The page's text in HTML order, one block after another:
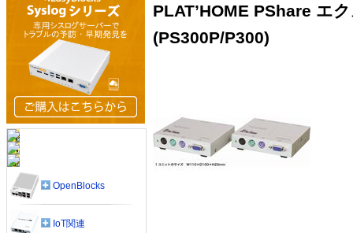
PLAT’HOME PShare エ
(PS300P/P300)
OpenBlocks
IoT関連